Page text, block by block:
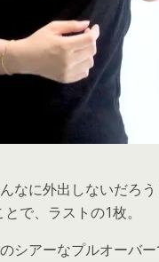
なに外出しないだろ
で、ラストの1枚。
シアーなプルオーバ